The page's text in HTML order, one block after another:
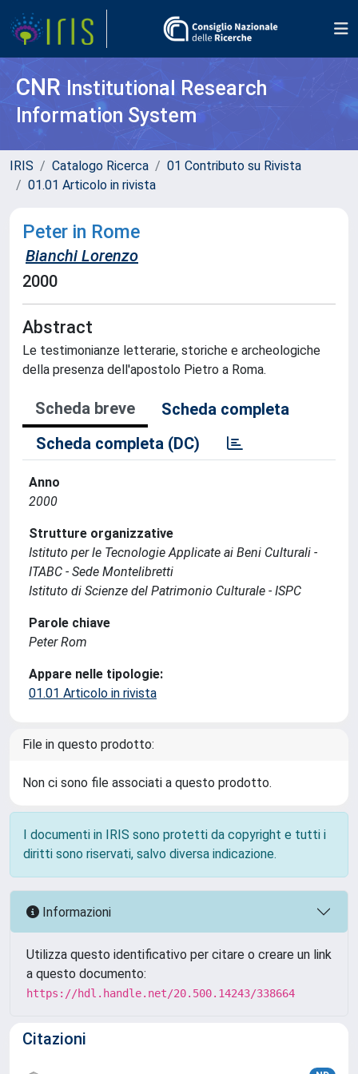
CNR Institutional Research
Information System
IRIS Catalogo Ricerca
01 Contributo su Rivista
01.01 Articolo in rivista
Peter in Rome
Bianchi Lorenzo
2000
Abstract
Le testimonianze letterarie, storiche e archeologiche
della presenza dell'apostolo Pietro a Roma.
Scheda breve
Scheda completa
Scheda completa (DC)
Anno
2000
Strutture organizzative
Istituto per le Tecnologie Applicate ai Beni Culturali -
ITABC - Sede Montelibretti
Istituto di Scienze del Patrimonio Culturale - ISPC
Parole chiave
Peter Rom
Appare nelle tipologie:
01.01 Articolo in rivista
File in questo prodotto:
Non ci sono file associati a questo prodotto.
I documenti in IRIS sono protetti da copyright e tutti i
diritti sono riservati, salvo diversa indicazione.
Informazioni
Utilizza questo identificativo per citare o creare un link
a questo documento:
https://hdl.handle.net/20.500.14243/338664
Citazioni